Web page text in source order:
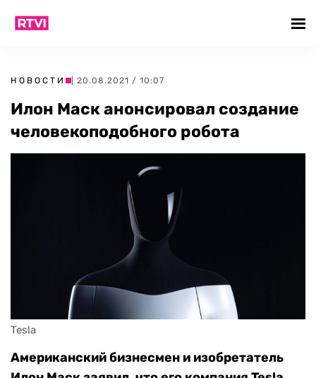
НОВОСТИ | 20.08.2021 / 10:07
Илон Маск анонсировал создание
человекоподобного робота
Tesla
Американский бизнесмен и изобретатель